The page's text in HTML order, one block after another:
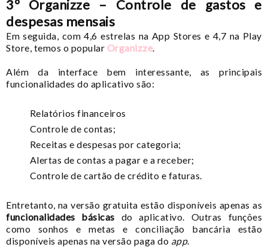
3º Organizze – Controle de gastos e
despesas mensais
Em seguida, com 4,6 estrelas na App Stores e 4,7 na Play
Store, temos o popular Organizze.
Além da interface bem interessante, as principais
funcionalidades do aplicativo são:
Relatórios financeiros
Controle de contas;
Receitas e despesas por categoria;
Alertas de contas a pagar e a receber;
Controle de cartão de crédito e faturas.
Entretanto, na versão gratuita estão disponíveis apenas as
funcionalidades básicas do aplicativo. Outras funções
como sonhos e metas e conciliação bancária estão
disponíveis apenas na versão paga do app.